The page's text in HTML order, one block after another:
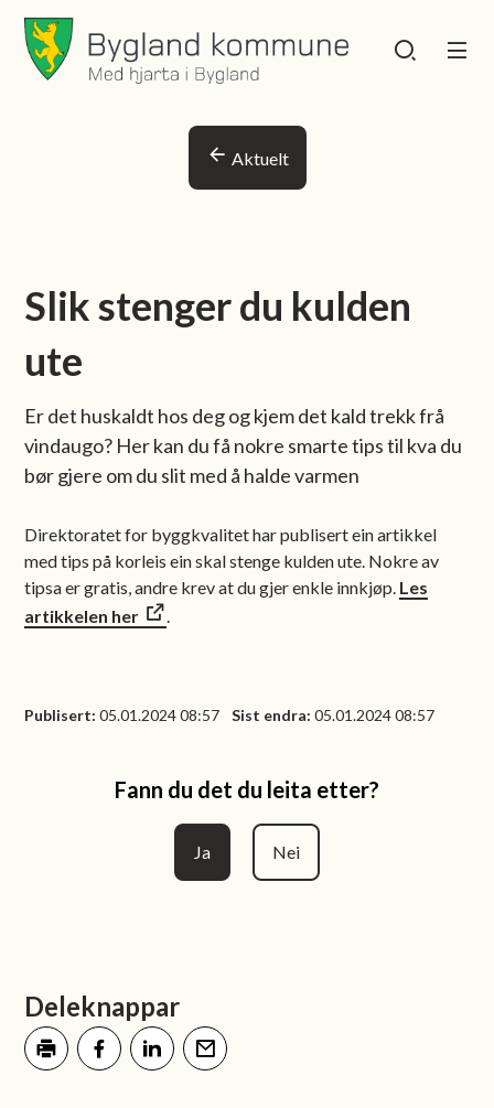
Bygland kommune
Aktuelt
Slik stenger du kulden
ute
Er det huskaldt hos deg og kjem det kald trekk frå
vindaugo? Her kan du få nokre smarte tips til kva du
bør gjere om du slit med å halde varmen
Direktoratet for byggkvalitet har publisert ein artikkel
med tips på korleis ein skal stenge kulden ute. Nokre av
tipsa er gratis, andre krev at du gjer enkle innkjøp. Les
artikkelen her
.
Publisert 05.01.2024 08:57 Sist endra 05.01.2024 08:57
Fann du det du leita etter?
Ja Nei
Deleknappar